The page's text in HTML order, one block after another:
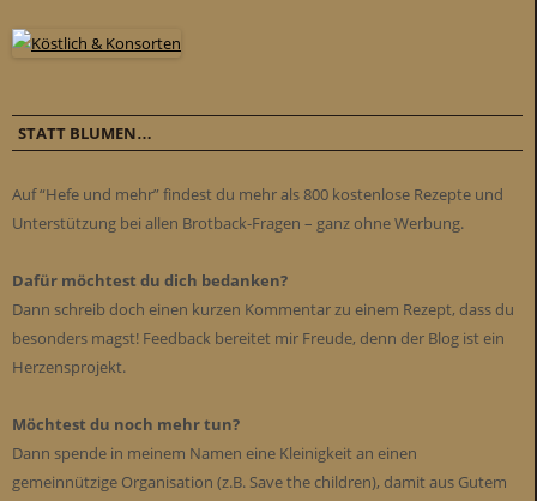
STATT BLUMEN…
Auf “Hefe und mehr” findest du mehr als 800 kostenlose Rezepte und
Unterstützung bei allen Brotback-Fragen – ganz ohne Werbung.
Dafür möchtest du dich bedanken?
Dann schreib doch einen kurzen Kommentar zu einem Rezept, dass du
besonders magst! Feedback bereitet mir Freude, denn der Blog ist ein
Herzensprojekt.
Möchtest du noch mehr tun?
Dann spende in meinem Namen eine Kleinigkeit an einen
gemeinnützige Organisation (z.B. Save the children), damit aus Gutem